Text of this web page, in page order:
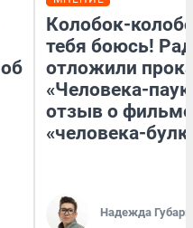
Колобок-
тебя боюсь!
отложили
«Человека-
отзыв о
«человека-
Надежда Губарь